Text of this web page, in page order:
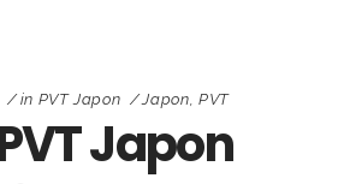
in PVT Japon Japon, PVT
Japon